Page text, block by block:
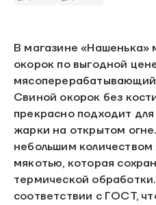
В магазине «Нашенька»
окорок по выгодной
Свиной окорок без
прекрасно подходит
жарки на открытом
небольшим
мякотью, которая
термической
соответствии с ГОСТ,